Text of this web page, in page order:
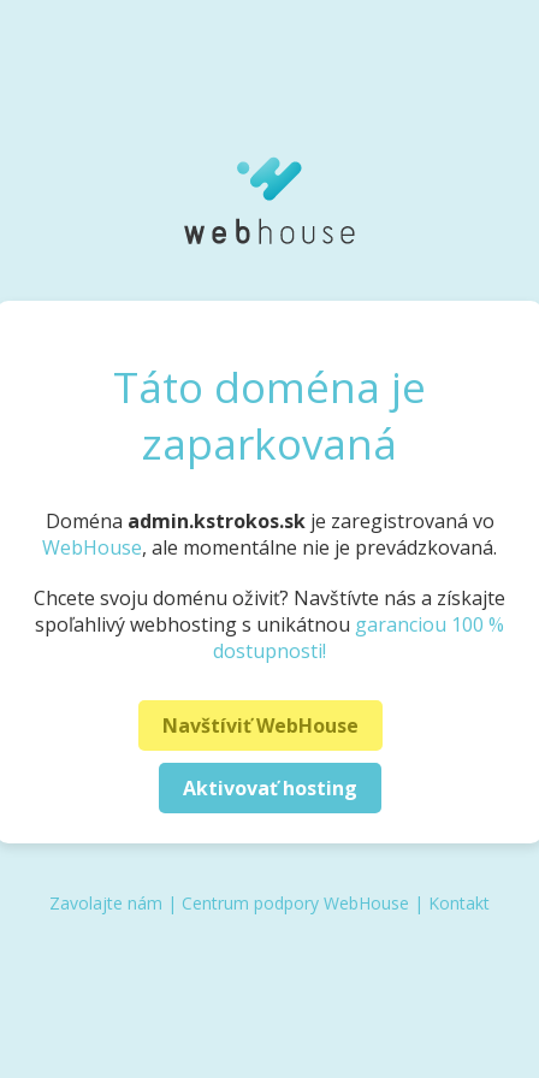
Táto doména je
zaparkovaná
Doména admin.kstrokos.skje zaregistrovaná vo
WebHouse, ale momentálne nie je prevádzkovaná.
Chcete svoju doménu oživiť? Navštívte nás a získajte
spoľahlivý webhosting s unikátnou garanciou 100 %
dostupnosti!
Navštíviť WebHouse
Aktivovať hosting
Zavolajte nám | Centrum podpory WebHouse | Kontakt